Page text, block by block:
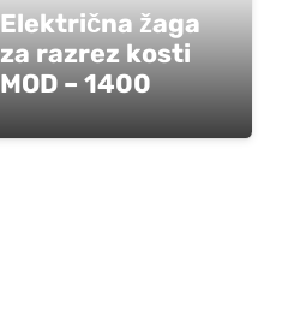
Električna žaga
za razrez kosti
MOD – 1400